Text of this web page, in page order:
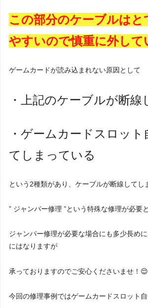
この部分のケーブルはと
やすいので慎重に外し
ゲームカードが読み込まれない原因として
・上記のケーブルが断線
・ゲームカードスロット
てしまっている
という2種類があり、ケーブルが断線してし
” ジャンパー修理 ”という特殊な修理が必要
ジャンパー修理が必要な場合にも多少長め
にはなりますが
承っておりますのでご安心くださいませ！😌
今回の修理事例ではゲームカードスロット